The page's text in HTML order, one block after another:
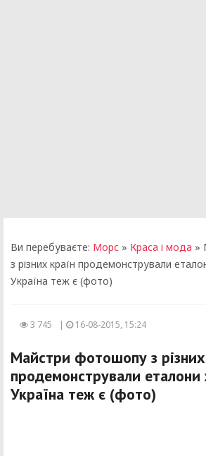
Ви перебуваєте: Морс » Краса і мода »
з різних країн продемонстрували
Україна теж є (фото)
3 745 | 16-08-2015, 15:24
Майстри фотошопу з різних
продемонстрували еталони
Україна теж є (фото)